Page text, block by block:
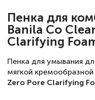
Пенка для
Banila Co
Clarifying
Пенка для умывания
мягкой
Zero Pore Clarifying